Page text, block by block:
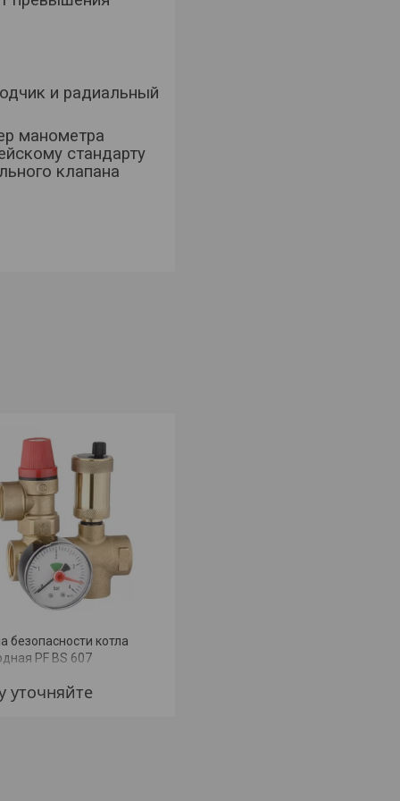
и радиальный
манометра
стандарту
клапана
безопасности котла
PF BS 607
уточняйте